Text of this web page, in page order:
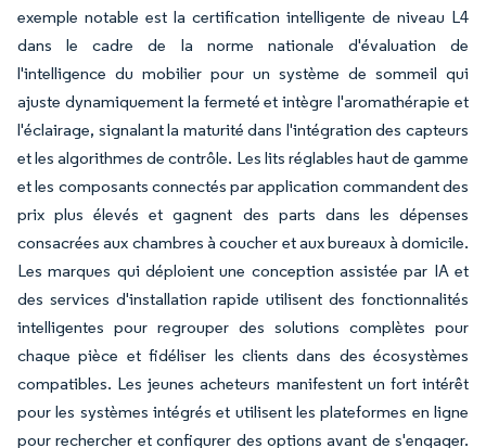
exemple notable est la certification intelligente de niveau L4
dans le cadre de la norme nationale d'évaluation de
l'intelligence du mobilier pour un système de sommeil qui
ajuste dynamiquement la fermeté et intègre l'aromathérapie et
l'éclairage, signalant la maturité dans l'intégration des capteurs
et les algorithmes de contrôle. Les lits réglables haut de gamme
et les composants connectés par application commandent des
prix plus élevés et gagnent des parts dans les dépenses
consacrées aux chambres à coucher et aux bureaux à domicile.
Les marques qui déploient une conception assistée par IA et
des services d'installation rapide utilisent des fonctionnalités
intelligentes pour regrouper des solutions complètes pour
chaque pièce et fidéliser les clients dans des écosystèmes
compatibles. Les jeunes acheteurs manifestent un fort intérêt
pour les systèmes intégrés et utilisent les plateformes en ligne
pour rechercher et configurer des options avant de s'engager.